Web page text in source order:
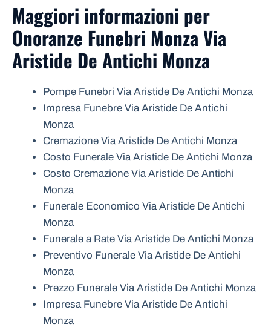
Maggiori informazioni per
Onoranze Funebri Monza Via
Aristide De Antichi Monza
Pompe Funebri Via Aristide De Antichi Monza
Impresa Funebre Via Aristide De Antichi
Monza
Cremazione Via Aristide De Antichi Monza
Costo Funerale Via Aristide De Antichi Monza
Costo Cremazione Via Aristide De Antichi
Monza
Funerale Economico Via Aristide De Antichi
Monza
Funerale a Rate Via Aristide De Antichi Monza
Preventivo Funerale Via Aristide De Antichi
Monza
Prezzo Funerale Via Aristide De Antichi Monza
Impresa Funebre Via Aristide De Antichi
Monza